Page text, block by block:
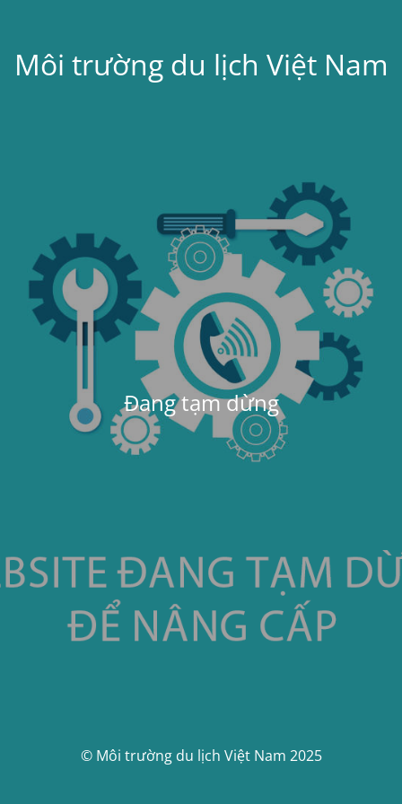
Môi trường du lịch Việt Nam
Đang tạm dừng
© Môi trường du lịch Việt Nam 2025